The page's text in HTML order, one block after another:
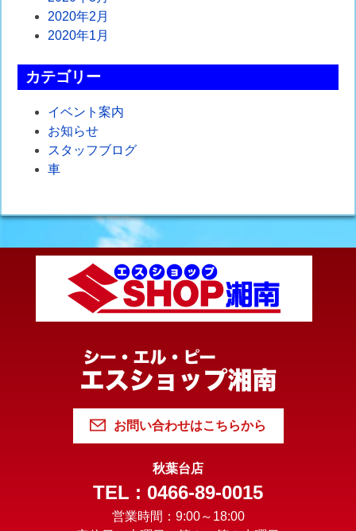
2020年2月
2020年1月
カテゴリー
イベント案内
お知らせ
スタッフブログ
車
お問い合わせはこちらから
秋葉台店
TEL : 0466-89-0015
営業時間：9:00～18:00